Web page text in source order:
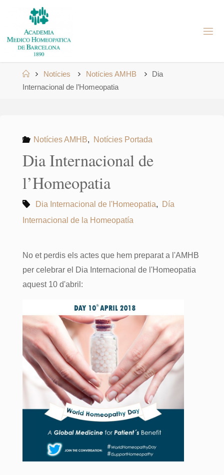
content
HomeNotícies Notícies AMHB
Dia
Internacional de l’Homeopatia
Notícies AMHB, Notícies Portada
Dia Internacional de
l’Homeopatia
Dia Internacional de l'Homeopatia, Día
Internacional de la Homeopatía
No et perdis els actes que hem preparat a l'AMHB
per celebrar el Dia Internacional de l'Homeopatia
aquest 10 d'abril: